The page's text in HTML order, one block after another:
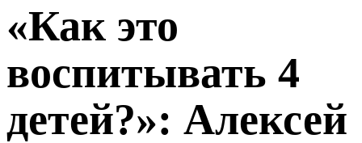
«Как это
воспитывать 4
детей?»: Алексей